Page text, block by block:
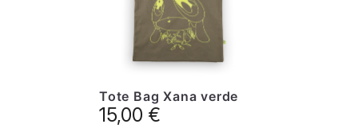
Tote Bag Xana verde
15,00 €